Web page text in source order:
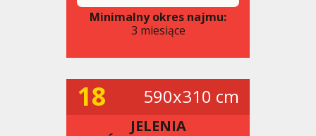
Minimalny okres najmu:
3 miesiące
18 590x310 cm
JELENIA